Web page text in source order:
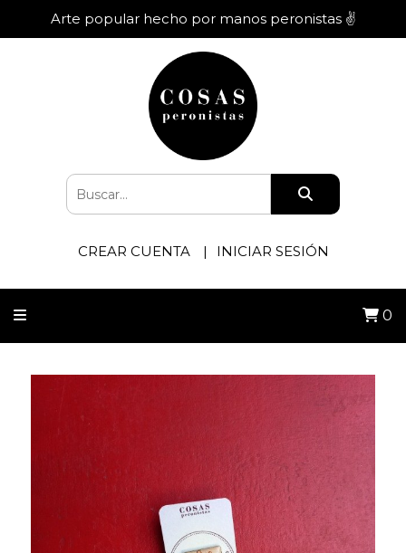
Arte popular hecho por manos peronistas ✌️
CREAR CUENTA INICIAR SESIÓN
0